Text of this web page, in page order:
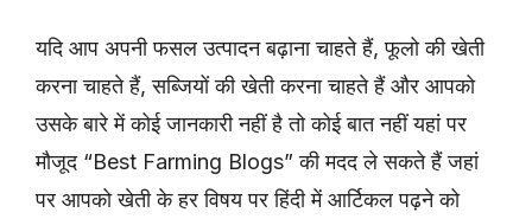
यदि आप अपनी फसल उत्पादन बढ़ाना चाहते हैं, फूलो की खेती
करना चाहते हैं, सब्जियों की खेती करना चाहते हैं और आपको
उसके बारे में कोई जानकारी नहीं है तो कोई बात नहीं यहां पर
मौजूद “Best Farming Blogs” की मदद ले सकते हैं जहां
पर आपको खेती के हर विषय पर हिंदी में आर्टिकल पढ़ने को